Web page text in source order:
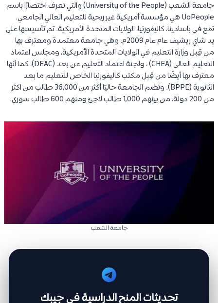
جامعة الشعب (University of the People) والتي تعرف اختصارًا باسم
UoPeople هي مؤسسة أمريكية غير ربحية للتعليم العالي الجامعي.
تقع في باسادينا، كاليفورنيا، الولايات المتحدة الأمريكية. تم تأسيسها على
يد شاي ريشيف عام عام 2009م. وهي جامعة معتمدة ومعترف بها
من قِبل وزارة التعليم في الولايات المتحدة الأمريكية، ومجلس اعتماد
التعليم العالي (CHEA) ، ولجنة اعتماد التعليم عن بعد (DEAC)، كما أنها
معترف بها أيضًا من قِبل مكتب كاليفورنيا الخاص للتعليم ما بعد
الثانوية (BPPE). وتضم الجامعة حاليًا أكثر من 36,000 طالب من اكثر
من 200 دولة، من بينهم 1,000 طالب لاجئ ومنهم 600 طالب سوري.
جامعة الشعب
تحديثات المنح الدراسية في جيبك